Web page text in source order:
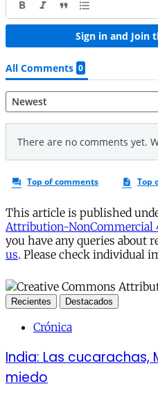
This article is published
Attribution-NonCommercial
you have any queries about
us. Please check individual
Recientes Destacados
Crónica
India: Las cucarachas,
miedo